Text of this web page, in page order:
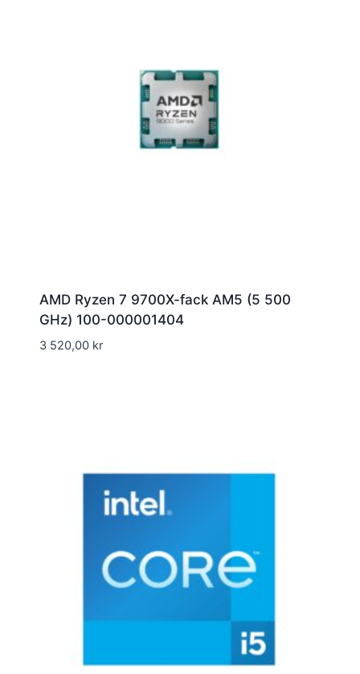
AMD Ryzen 7 9700X-fack AM5 (5 500
GHz) 100-000001404
3 520,00 kr